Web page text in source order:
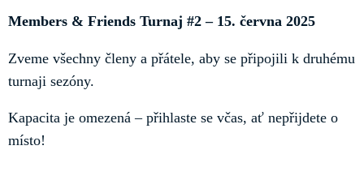
Members & Friends Turnaj #2 – 15. června 2025
Zveme všechny členy a přátele, aby se připojili k druhému
turnaji sezóny.
Kapacita je omezená – přihlaste se včas, ať nepřijdete o
místo!